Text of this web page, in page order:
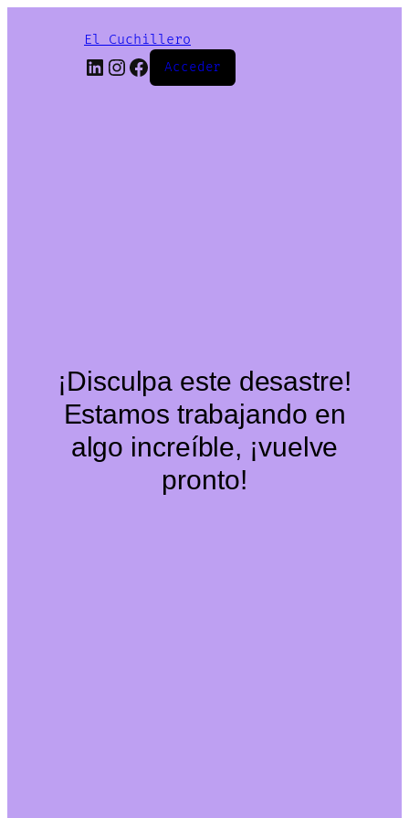
El Cuchillero
LinkedIn
Instagram
Facebook
Acceder
¡Disculpa este desastre!
Estamos trabajando en
algo increíble, ¡vuelve
pronto!